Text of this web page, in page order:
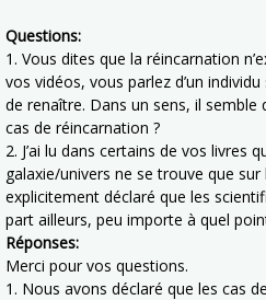
Questions:
1. Vous dites que la réincarnation
vos vidéos, vous parlez d’un
de renaître. Dans un sens, il semble
cas de réincarnation ?
2. J’ai lu dans certains de vos livres
galaxie/univers ne se trouve que
explicitement déclaré que les
part ailleurs, peu importe à quel
Réponses:
Merci pour vos questions.
1. Nous avons déclaré que les cas